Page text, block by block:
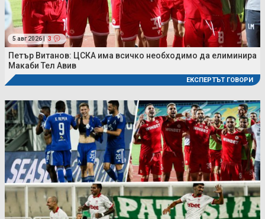
5 авг 2026 | 3
Петър Витанов: ЦСКА има всичко необходимо да елиминира
Макаби Тел Авив
ЕКСПЕРТЪТ ГОВОРИ